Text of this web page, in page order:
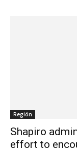
Región
Shapiro
effort to